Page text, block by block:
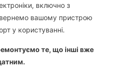
включно з
вашому пристрою
у користуванні.
те, що інші вже